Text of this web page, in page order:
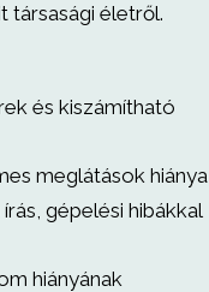
társasági életről.
és kiszámítható
meglátások hiánya
gépelési hibákkal
hiányának